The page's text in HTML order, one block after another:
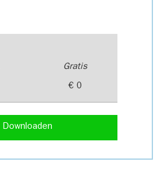
Gratis
€ 0
Downloaden